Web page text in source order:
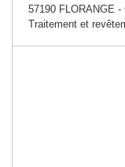
57190 FLORANGE -
Traitement et